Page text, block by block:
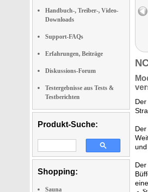
Handbuch-, Treiber-, Video-
Downloads
Support-FAQs
Erfahrungen, Beiträge
Diskussions-Forum
Testergebnisse aus Tests &
Testberichten
Produkt-Suche:
Shopping:
Sauna
eine